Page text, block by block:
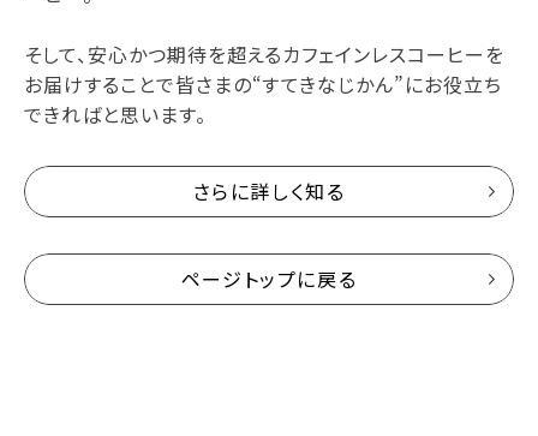
そして、安心かつ期待を超えるカフェインレスコーヒーを
お届けすることで皆さまの“すてきなじかん”にお役立ち
できればと思います。
さらに詳しく知る
ページトップに戻る